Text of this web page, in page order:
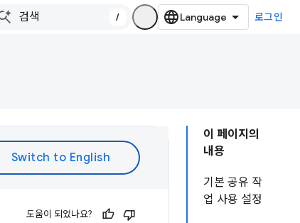
/ 로그인
이 페이지의
내용
기본 공유 작
업 사용 설정
도움이 되었나요?